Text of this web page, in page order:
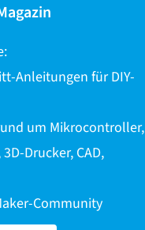
Anleitungen für DIY-
um Mikrocontroller,
Drucker, CAD,
Community